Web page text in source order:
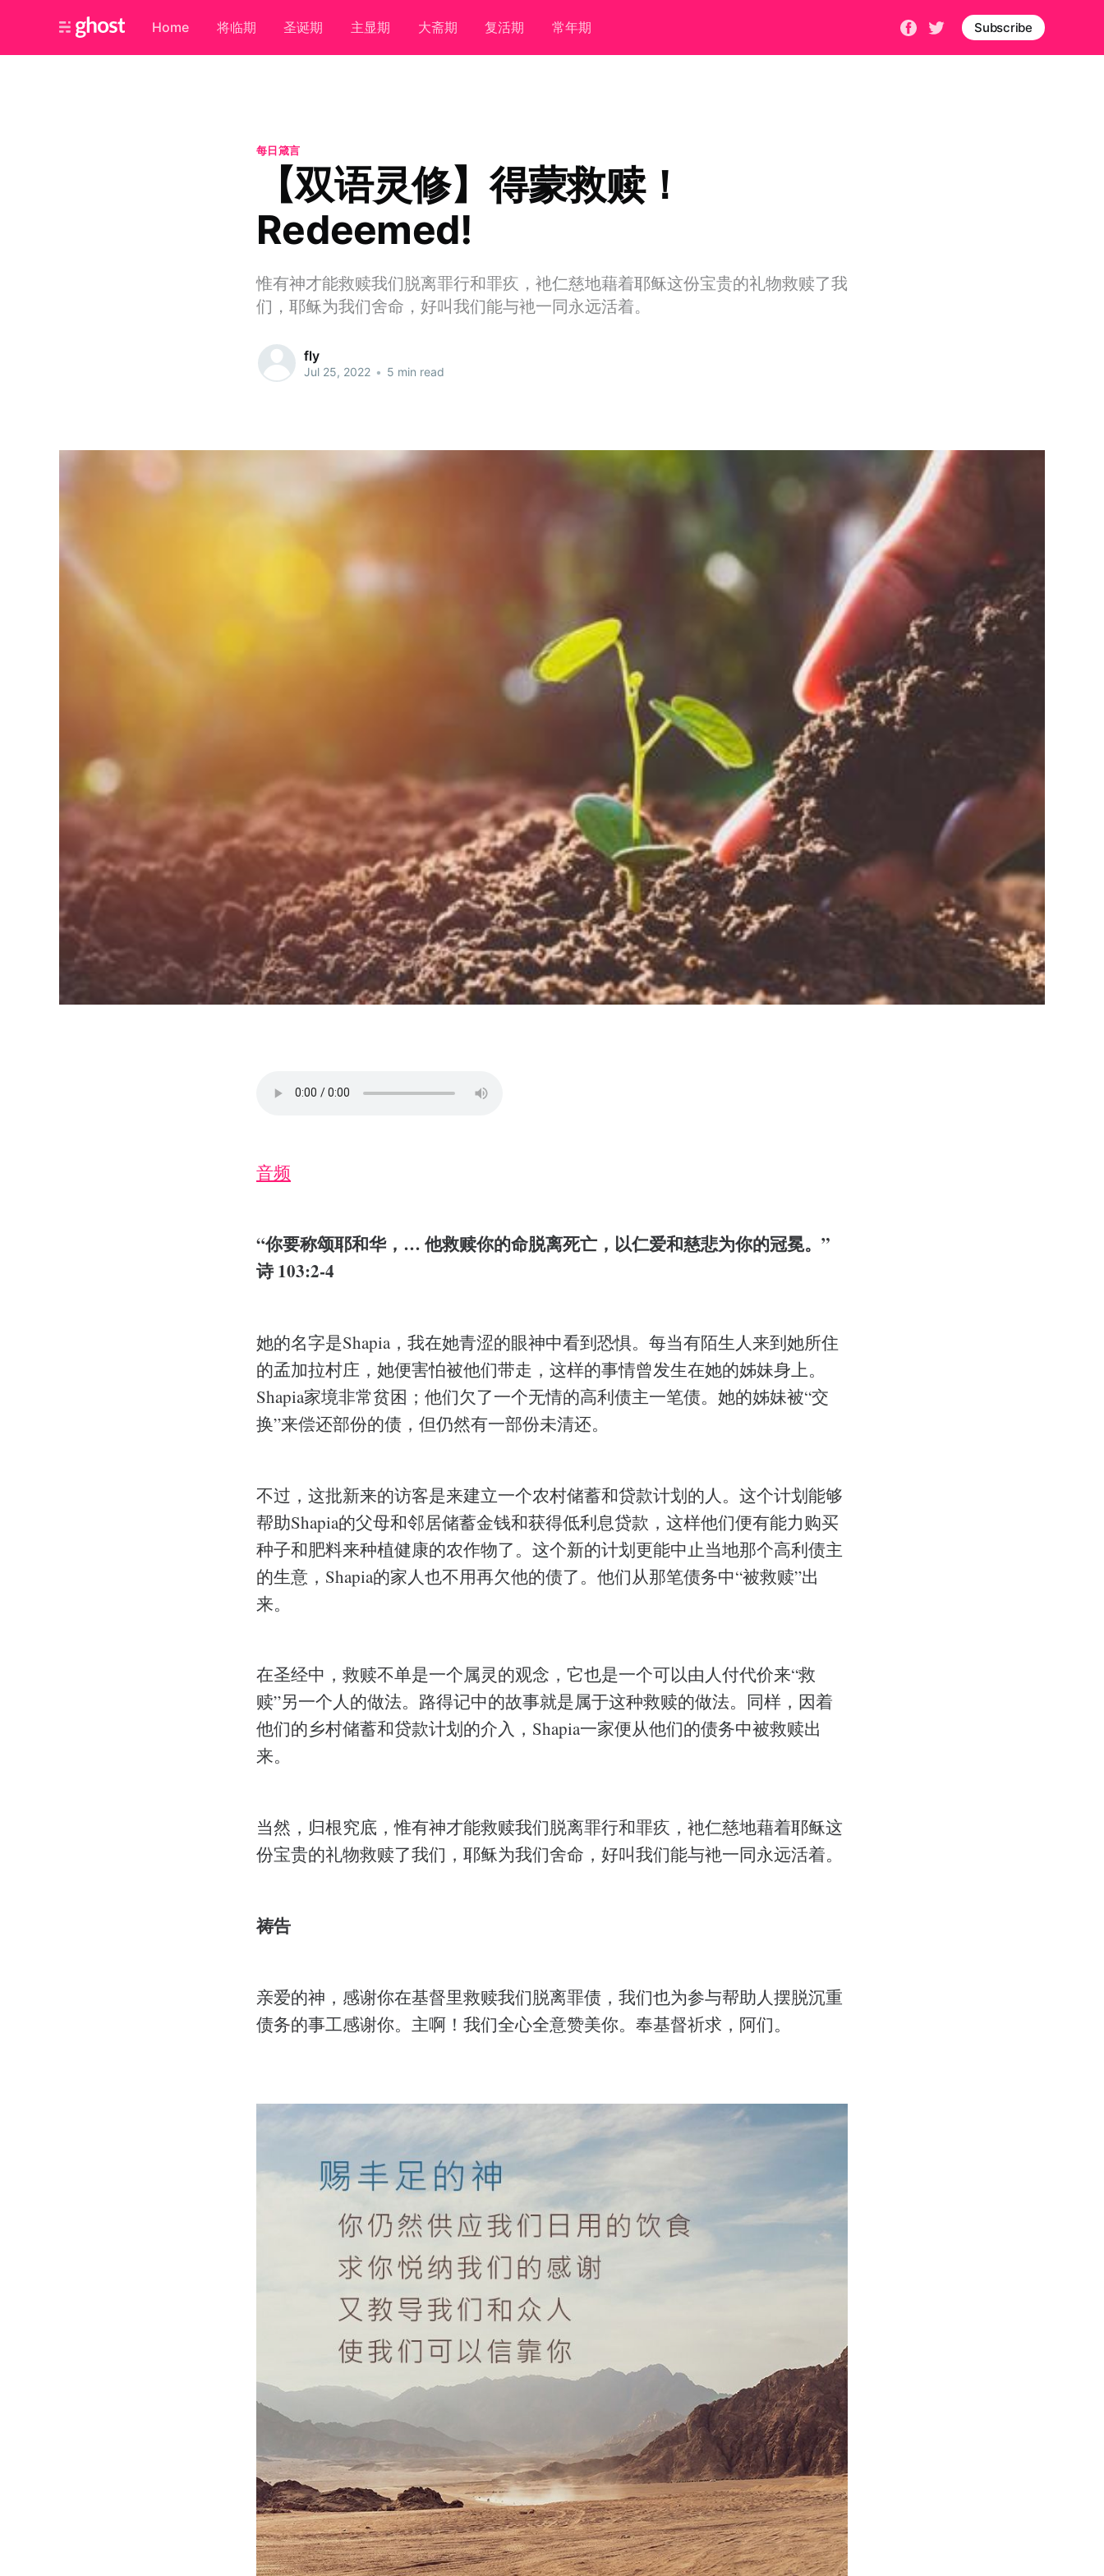
Home 将临期 圣诞期 主显期 大斋期 复活期 常年期 Subscribe
每日箴言
【双语灵修】得蒙救赎！
Redeemed!
惟有神才能救赎我们脱离罪行和罪疚，衪仁慈地藉着耶稣这份宝贵的礼物救赎了我
们，耶稣为我们舍命，好叫我们能与衪一同永远活着。
fly
Jul 25, 2022 • 5 min read
音频
“你要称颂耶和华，… 他救赎你的命脱离死亡，以仁爱和慈悲为你的冠冕。”
诗 103:2-4
她的名字是Shapia，我在她青涩的眼神中看到恐惧。每当有陌生人来到她所住
的孟加拉村庄，她便害怕被他们带走，这样的事情曾发生在她的姊妹身上。
Shapia家境非常贫困；他们欠了一个无情的高利债主一笔债。她的姊妹被“交
换”来偿还部份的债，但仍然有一部份未清还。
不过，这批新来的访客是来建立一个农村储蓄和贷款计划的人。这个计划能够
帮助Shapia的父母和邻居储蓄金钱和获得低利息贷款，这样他们便有能力购买
种子和肥料来种植健康的农作物了。这个新的计划更能中止当地那个高利债主
的生意，Shapia的家人也不用再欠他的债了。他们从那笔债务中“被救赎”出
来。
在圣经中，救赎不单是一个属灵的观念，它也是一个可以由人付代价来“救
赎”另一个人的做法。路得记中的故事就是属于这种救赎的做法。同样，因着
他们的乡村储蓄和贷款计划的介入，Shapia一家便从他们的债务中被救赎出
来。
当然，归根究底，惟有神才能救赎我们脱离罪行和罪疚，衪仁慈地藉着耶稣这
份宝贵的礼物救赎了我们，耶稣为我们舍命，好叫我们能与衪一同永远活着。
祷告
亲爱的神，感谢你在基督里救赎我们脱离罪债，我们也为参与帮助人摆脱沉重
债务的事工感谢你。主啊！我们全心全意赞美你。奉基督祈求，阿们。